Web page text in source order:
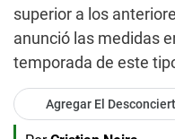
superior a los
anunció las medidas
temporada de este
Agregar El